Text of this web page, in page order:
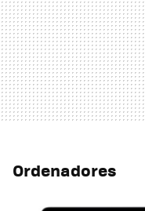
Ordenadores